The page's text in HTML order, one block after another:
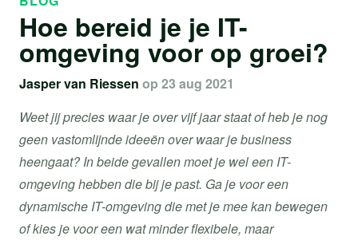
Hoe bereid je je IT-
omgeving voor op groei?
Jasper van Riessen op 23 aug 2021
Weet jij precies waar je over vijf jaar staat of heb je nog
geen vastomlijnde ideeën over waar je business
heengaat? In beide gevallen moet je wel een IT-
omgeving hebben die bij je past. Ga je voor een
dynamische IT-omgeving die met je mee kan bewegen
of kies je voor een wat minder flexibele, maar